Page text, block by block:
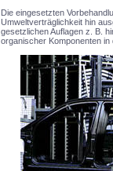
Die eingesetzten
Umweltverträglichkeit hin
gesetzlichen Auflagen z. B.
organischer Komponenten